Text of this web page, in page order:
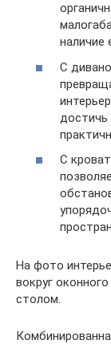
наличие
С
достичь
С
На фото
вокруг
столом.